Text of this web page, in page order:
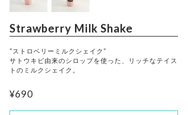
Strawberry Milk Shake
“ストロベリーミルクシェイク”
サトウキビ由来のシロップを使った、リッチなテイス
トのミルクシェイク。
¥690